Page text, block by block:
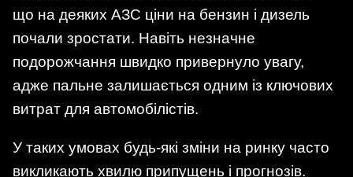
що на деяких АЗС ціни на бензин і дизель
почали зростати. Навіть незначне
подорожчання швидко привернуло увагу,
адже пальне залишається одним із ключових
витрат для автомобілістів.
У таких умовах будь-які зміни на ринку часто
викликають хвилю припущень і прогнозів.